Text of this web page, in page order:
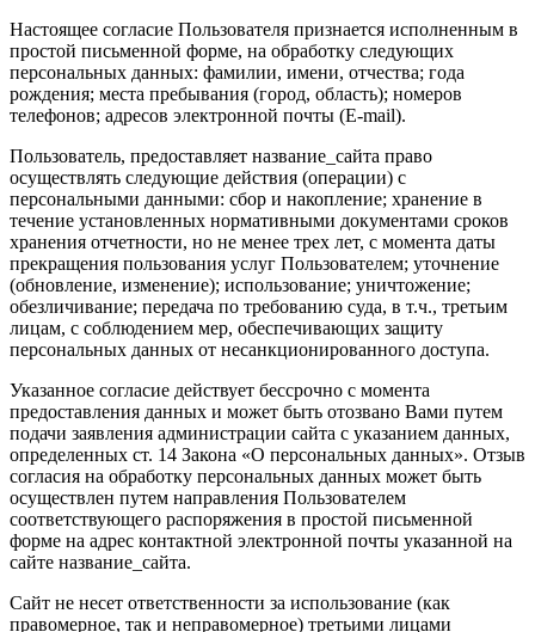
Настоящее согласие Пользователя признается исполненным в
простой письменной форме, на обработку следующих
персональных данных: фамилии, имени, отчества; года
рождения; места пребывания (город, область); номеров
телефонов; адресов электронной почты (E-mail).
Пользователь, предоставляет название_сайта право
осуществлять следующие действия (операции) с
персональными данными: сбор и накопление; хранение в
течение установленных нормативными документами сроков
хранения отчетности, но не менее трех лет, с момента даты
прекращения пользования услуг Пользователем; уточнение
(обновление, изменение); использование; уничтожение;
обезличивание; передача по требованию суда, в т.ч., третьим
лицам, с соблюдением мер, обеспечивающих защиту
персональных данных от несанкционированного доступа.
Указанное согласие действует бессрочно с момента
предоставления данных и может быть отозвано Вами путем
подачи заявления администрации сайта с указанием данных,
определенных ст. 14 Закона «О персональных данных». Отзыв
согласия на обработку персональных данных может быть
осуществлен путем направления Пользователем
соответствующего распоряжения в простой письменной
форме на адрес контактной электронной почты указанной на
сайте название_сайта.
Сайт не несет ответственности за использование (как
правомерное, так и неправомерное) третьими лицами